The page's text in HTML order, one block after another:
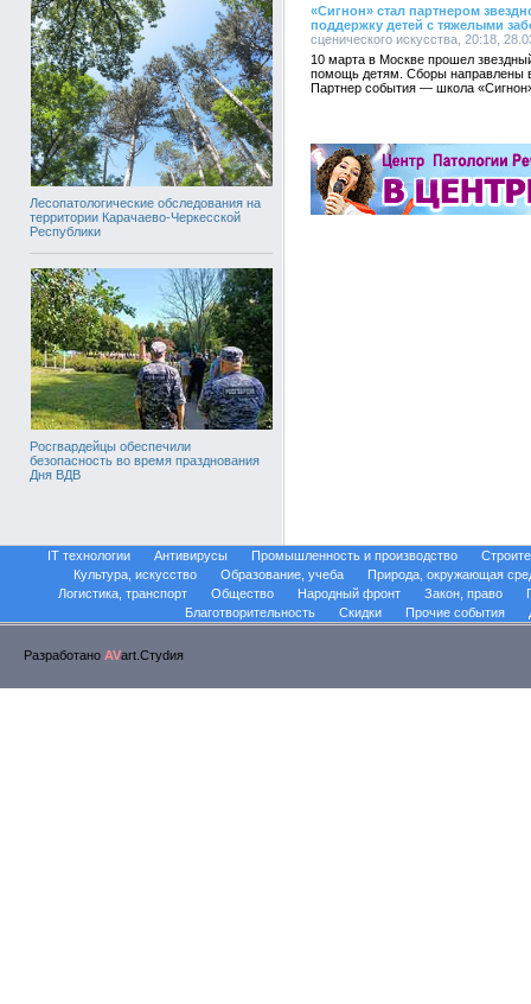
Лесопатологические обследования на
территории Карачаево-Черкесской
Республики
Росгвардейцы обеспечили
безопасность во время празднования
Дня ВДВ
«Сигнон» стал партнером
поддержку детей с тяжелыми
сценического искусства, 20:18,
10 марта в Москве прошел
помощь детям. Сборы направлены
Партнер события — школа
IT технологии Антивирусы Промышленность и производство
Культура, искусство
Образование, учеба
Природа, окружающая
Логистика, транспорт
Общество Народный фронт Закон, право
Благотворительность
Скидки Прочие события
Разработано AVart.Стуdия